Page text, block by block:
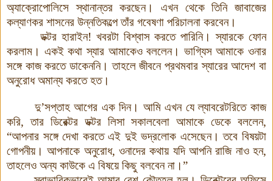
অ্যাক্রোপোলিসে স্থানান্তর করছেন।
এখন থেকে তিনি জাবাজের
কল্যাণকর শাসনের উন্নতিকল্পে তাঁর গবেষণা পরিচালনা করবেন।
ডক্টর হারাইন! খবরটা বিশ্বাস করতে পারিনি। স্যারকে ফোন
করলাম । একই কথা স্যার আমাকেও বললেন। ভাগ্যিস আমাকে ওনার
সঙ্গে কাজ করতে ডাকেননি। তাহলে জীবনে প্রথমবার স্যারের আদেশ বা
অনুরোধ অমান্য করতে হত।
দু’সপ্তাহ আগের এক দিন। আমি এখন যে ল্যাবরেটরিতে কাজ
করি,তার ডিরেক্টর ডক্টর লিসা সকালবেলা আমাকে ডেকে বললেন,
“আপনার সঙ্গে দেখা করতে এই দুই ভদ্রলোক এসেছেন। তবে বিষয়টা
গোপনীয়। আপনাকে অনুরোধ,ওনাদের কথায় যদি আপনি রাজি নাও হন,
তাহলেও অন্য কাউকে এ বিষয়ে কিছু বলবেন না ।”